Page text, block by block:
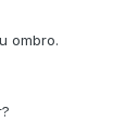
ombro.